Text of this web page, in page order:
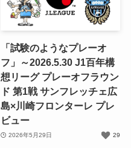
「試験のようなプレーオ
フ」～2026.5.30 J1百年構
想リーグ プレーオフラウン
ド 第1戦 サンフレッチェ広
島×川崎フロンターレ プレ
ビュー
2026年5月29日 29